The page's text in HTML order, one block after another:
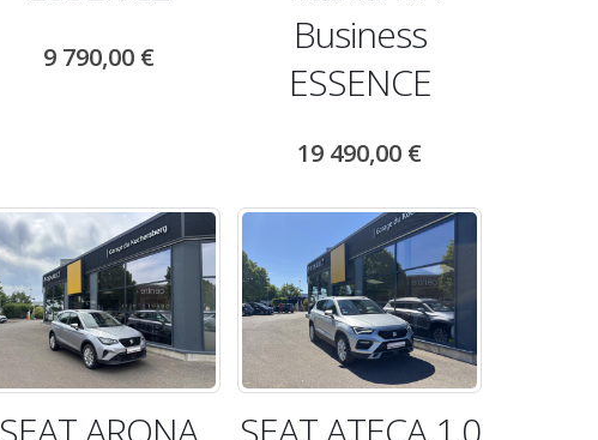
9 790,00 €
Business
ESSENCE
19 490,00 €